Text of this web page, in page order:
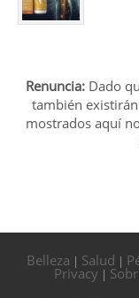
Renuncia: Dado
también
mostrados aquí
Belleza | Salud |
Privacy |